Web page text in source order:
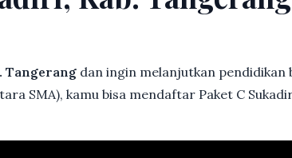
Tangerang dan ingin melanjutkan pendidikan
SMA), kamu bisa mendaftar Paket C